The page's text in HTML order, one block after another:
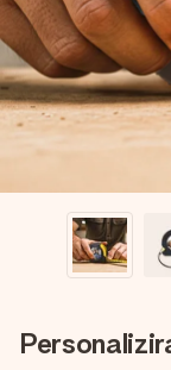
V nekaj
njenim
srce. Brez